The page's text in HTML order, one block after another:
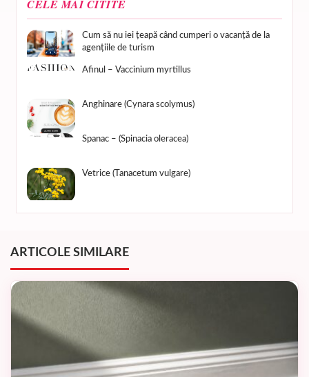
CELE MAI CITITE
Cum să nu iei țeapă când cumperi o vacanță de la
agențiile de turism
Afinul – Vaccinium myrtillus
Anghinare (Cynara scolymus)
Spanac – (Spinacia oleracea)
Vetrice (Tanacetum vulgare)
ARTICOLE SIMILARE